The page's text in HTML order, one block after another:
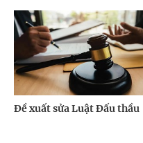
Đề xuất sửa Luật Đấu thầu